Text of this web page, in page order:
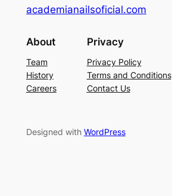
academianailsoficial.com
About
Team
History
Careers
Privacy
Privacy Policy
Terms and Conditions
Contact Us
Designed with WordPress